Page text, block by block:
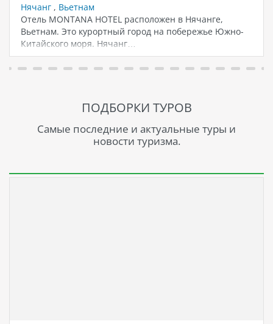
Нячанг , Вьетнам
Отель MONTANA HOTEL расположен в Нячанге,
Вьетнам. Это курортный город на побережье Южно-
Китайского моря. Нячанг…
ПОДБОРКИ ТУРОВ
Самые последние и актуальные туры и
новости туризма.